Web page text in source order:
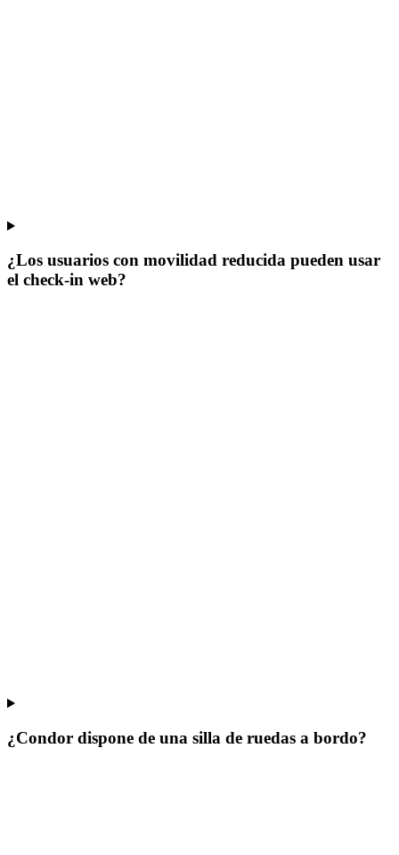
¿Los usuarios con movilidad reducida pueden usar
el check-in web?
¿Condor dispone de una silla de ruedas a bordo?